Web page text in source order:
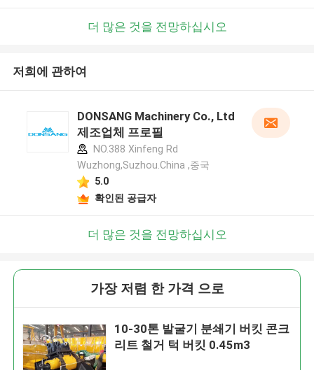
더 많은 것을 전망하십시오
저희에 관하여
DONSANG Machinery Co., Ltd
제조업체 프로필
NO.388 Xinfeng Rd
Wuzhong,Suzhou.China ,중국
5.0
확인된 공급자
더 많은 것을 전망하십시오
가장 저렴 한 가격 으로
10-30톤 발굴기 분쇄기 버킷 콘크
리트 철거 턱 버킷 0.45m3